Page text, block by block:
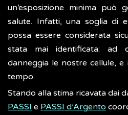
un’esposizione minima può
salute. Infatti, una soglia di
possa essere considerata
stata mai identificata: ad
danneggia le nostre cellule, e
tempo.
Stando alla stima ricavata dai
PASSI e PASSI d’Argento